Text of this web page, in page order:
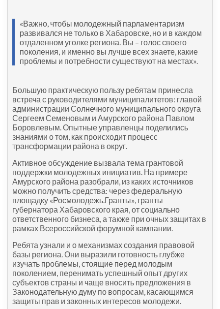
«Важно, чтобы молодежный парламентаризм
развивался не только в Хабаровске, но и в каждом
отдаленном уголке региона. Вы – голос своего
поколения, и именно вы лучше всех знаете, какие
проблемы и потребности существуют на местах».
Большую практическую пользу ребятам принесла
встреча с руководителями муниципалитетов: главой
администрации Солнечного муниципального округа
Сергеем Семеновым и Амурского района Павлом
Боровлевым. Опытные управленцы поделились
знаниями о том, как происходит процесс
трансформации района в округ.
Активное обсуждение вызвала тема грантовой
поддержки молодежных инициатив. На примере
Амурского района разобрали, из каких источников
можно получить средства: через федеральную
площадку «Росмолодежь.Гранты», гранты
губернатора Хабаровского края, от социально
ответственного бизнеса, а также при очных защитах в
рамках Всероссийской форумной кампании.
Ребята узнали и о механизмах создания правовой
базы региона. Они выразили готовность глубже
изучать проблемы, стоящие перед молодым
поколением, перенимать успешный опыт других
субъектов страны и чаще вносить предложения в
Законодательную думу по вопросам, касающимся
защиты прав и законных интересов молодежи.